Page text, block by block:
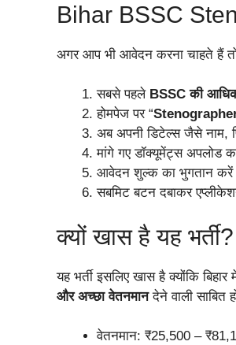
Bihar BSSC
अगर आप भी आवेदन करना चाहते हैं
सबसे पहले BSSC की
होमपेज पर “
अब अपनी डिटेल्स जैसे नाम,
मांगे गए डॉक्यूमेंट्स अपलोड
आवेदन शुल्क का भुगतान
सबमिट बटन दबाकर
क्यों खास है यह भर्ती?
यह भर्ती इसलिए खास है क्योंकि
और अच्छा वेतनमानदेने वाली साबित
वेतनमान: ₹25,500 –